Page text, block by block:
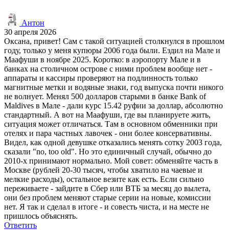
Антон
30 апреля 2026
Оксана, привет! Сам с такой ситуацией столкнулся в прошлом
году, только у меня купюры 2006 года были. Ездил на Мале и
Маафуши в ноябре 2025. Коротко: в аэропорту Мале и в
банках на столичном острове с ними проблем вообще нет -
аппараты и кассиры проверяют на подлинность только
магнитные метки и водяные знаки, год выпуска почти никого
не волнует. Менял 500 долларов старыми в банке Bank of
Maldives в Мале - дали курс 15.42 руфии за доллар, абсолютно
стандартный. А вот на Маафуши, где вы планируете жить,
ситуация может отличаться. Там в основном обменники при
отелях и пара частных лавочек - они более консервативны.
Видел, как одной девушке отказались менять сотку 2003 года,
сказали "no, too old". Но это единичный случай, обычно до
2010-х принимают нормально. Мой совет: обменяйте часть в
Москве (рублей 20-30 тысяч, чтобы хватило на чаевые и
мелкие расходы), остальное везите как есть. Если сильно
переживаете - зайдите в Сбер или ВТБ за месяц до вылета,
они без проблем меняют старые серии на новые, комиссии
нет. Я так и сделал в итоге - и совесть чиста, и на месте не
пришлось объяснять.
Ответить